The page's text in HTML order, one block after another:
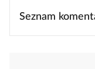
Seznam